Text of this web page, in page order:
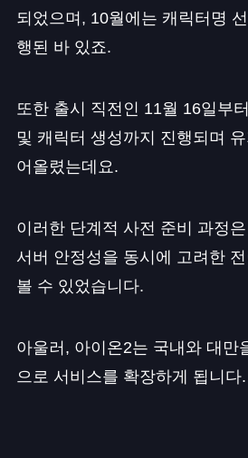
되었으며, 10월에는 캐릭터명
행된 바 있죠.
또한 출시 직전인 11월 16일부
및 캐릭터 생성까지 진행되며
어올렸는데요.
이러한 단계적 사전 준비 과정
서버 안정성을 동시에 고려한
볼 수 있었습니다.
아울러, 아이온2는 국내와 대만
으로 서비스를 확장하게 됩니다.